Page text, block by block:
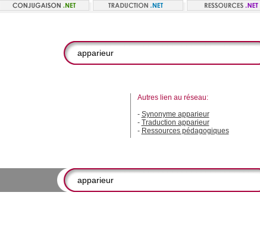
Autres lien au réseau:
- Synonyme apparieur
- Traduction apparieur
- Ressources pédagogiques